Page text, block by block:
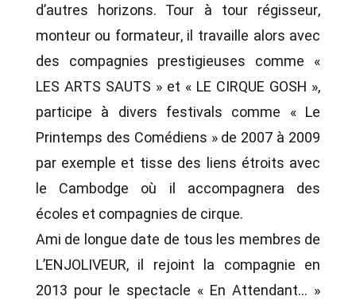
d’autres horizons. Tour à tour régisseur,
monteur ou formateur, il travaille alors avec
des compagnies prestigieuses comme «
LES ARTS SAUTS » et « LE CIRQUE GOSH »,
participe à divers festivals comme « Le
Printemps des Comédiens » de 2007 à 2009
par exemple et tisse des liens étroits avec
le Cambodge où il accompagnera des
écoles et compagnies de cirque.
Ami de longue date de tous les membres de
L’ENJOLIVEUR, il rejoint la compagnie en
2013 pour le spectacle « En Attendant… »